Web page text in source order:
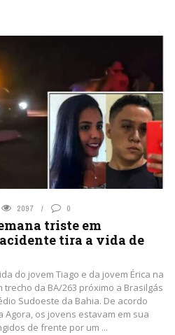
2097 0
triste em
tira a vida de
do jovem Tiago e da jovem Érica na
da BA/263 próximo a Brasilgás
Sudoeste da Bahia. De acordo
Agora, os jovens estavam em sua
de frente por um ...